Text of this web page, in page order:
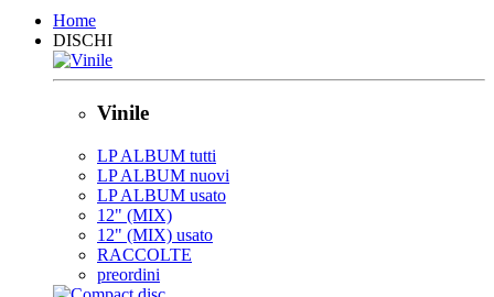
Home
DISCHI
Vinile
LP ALBUM tutti
LP ALBUM nuovi
LP ALBUM usato
12" (MIX)
12" (MIX) usato
RACCOLTE
preordini